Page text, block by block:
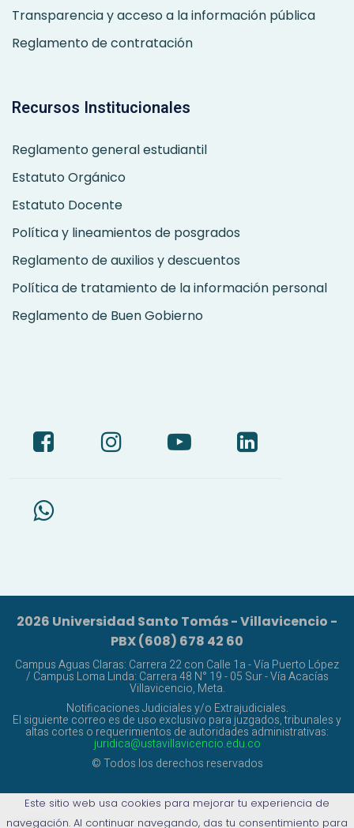
Transparencia y acceso a la información pública
Reglamento de contratación
Recursos Institucionales
Reglamento general estudiantil
Estatuto Orgánico
Estatuto Docente
Política y lineamientos de posgrados
Reglamento de auxilios y descuentos
Política de tratamiento de la información personal
Reglamento de Buen Gobierno
2026 Universidad Santo Tomás - Villavicencio -
PBX (608) 678 42 60
Campus Aguas Claras: Carrera 22 con Calle 1a - Vía Puerto López
/ Campus Loma Linda: Carrera 48 N° 19 - 05 Sur - Vía Acacías
Villavicencio, Meta.
Notificaciones Judiciales y/o Extrajudiciales.
El siguiente correo es de uso exclusivo para juzgados, tribunales y
altas cortes o requerimientos de autoridades administrativas:
juridica@ustavillavicencio.edu.co
© Todos los derechos reservados
Este sitio web usa cookies para mejorar tu experiencia de
navegación. Al continuar navegando, das tu consentimiento para